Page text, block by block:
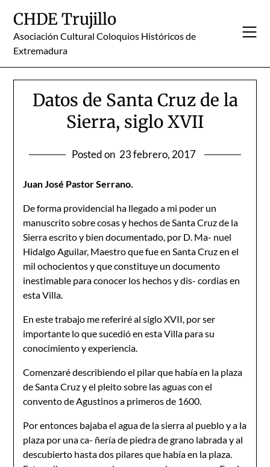
content
CHDE Trujillo
Asociación Cultural Coloquios Históricos de
Extremadura
Datos de Santa Cruz de la
Sierra, siglo XVII
Posted on 23 febrero, 2017
Juan José Pastor Serrano.
De forma providencial ha llegado a mi poder un
manuscrito sobre cosas y hechos de Santa Cruz de la
Sierra escrito y bien documentado, por D. Ma- nuel
Hidalgo Aguilar, Maestro que fue en Santa Cruz en el
mil ochocientos y que constituye un documento
inestimable para conocer los hechos y dis- cordias en
esta Villa.
En este trabajo me referiré al siglo XVII, por ser
importante lo que sucedió en esta Villa para su
conocimiento y experiencia.
Comenzaré describiendo el pilar que había en la plaza
de Santa Cruz y el pleito sobre las aguas con el
convento de Agustinos a primeros de 1600.
Por entonces bajaba el agua de la sierra al pueblo y a la
plaza por una ca- ñería de piedra de grano labrada y al
descubierto hasta dos pilares que había en la plaza.